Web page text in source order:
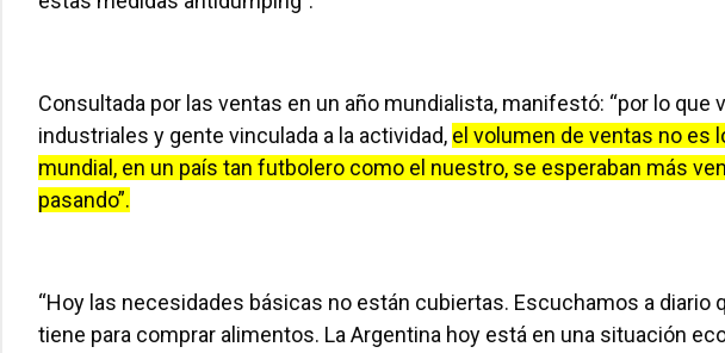
Consultada por las ventas en un año mundialista, manifestó: “por lo
industriales y gente vinculada a la actividad, el volumen de ventas no es
mundial, en un país tan futbolero como el nuestro, se esperaban más
pasando”.
“Hoy las necesidades básicas no están cubiertas. Escuchamos a diario
tiene para comprar alimentos. La Argentina hoy está en una situación